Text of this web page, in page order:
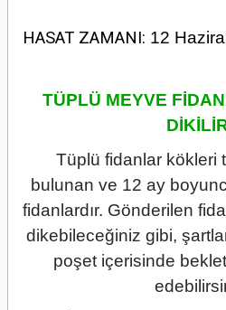
HASAT ZAMANI: 12
TÜPLÜ MEYVE
Tüplü fidanlar kökleri
bulunan ve 12 ay
fidanlardır. Gönderilen
dikebileceğiniz gibi,
poşet içerisinde